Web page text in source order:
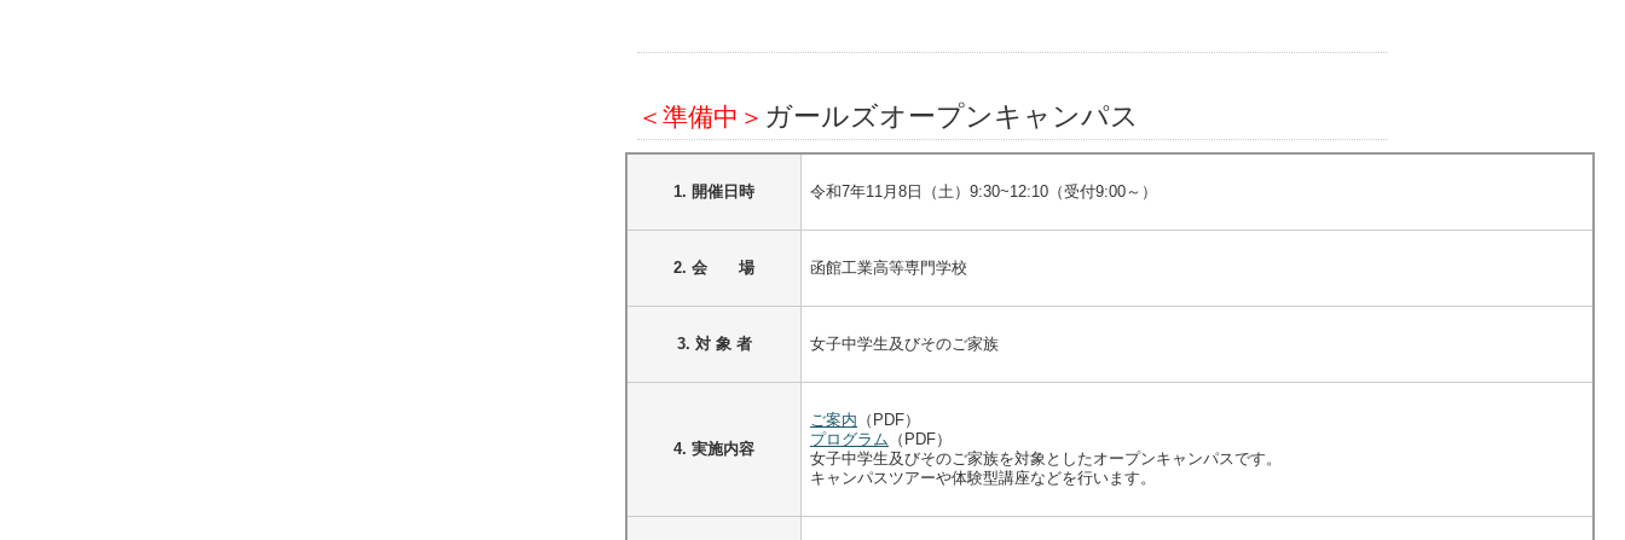
＜準備中＞ ガールズオープンキャンパス
1. 開催日時 令和7年11月8日（土）9:30~12:10（受付9:00～）
2. 会 場 函館工業高等専門学校
3. 対 象 者 女子中学生及びそのご家族
4. 実施内容
ご案内 （PDF）
プログラム （PDF）
女子中学生及びそのご家族を対象としたオープンキャンパスです。
キャンパスツアーや体験型講座などを行います。